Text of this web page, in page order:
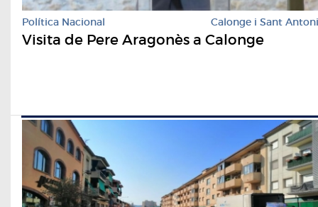
Política Nacional Calonge i Sant Antoni
Visita de Pere Aragonès a Calonge